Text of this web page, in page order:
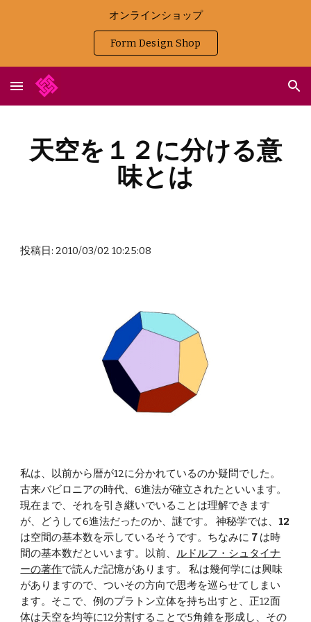
オンラインショップ
Form Design Shop
天空を１２に分ける意
味とは
投稿日: 2010/03/02 10:25:08
私は、以前から暦が12に分かれているのか疑問でした。
古来バビロニアの時代、6進法が確立されたといいます。
現在まで、それを引き継いでいることは理解できます
が、どうして6進法だったのか、謎です。 神秘学では、12
は空間の基本数を示しているそうです。ちなみに ７ は時
間の基本数だといいます。以前、 ルドルフ・シュタイナ
ーの著作で読んだ記憶があります。 私は幾何学には興味
がありますので、ついその方向で思考を巡らせてしまい
ます。そこで、例のプラトン立体を持ち出すと、正12面
体は天空を均等に12分割することで5角錐を形成し、その